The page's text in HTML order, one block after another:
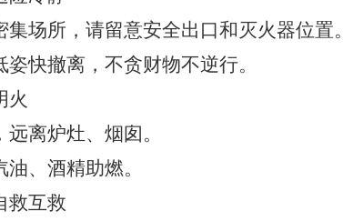
场所，请留意安全出口和灭火器位置。
快撤离，不贪财物不逆行。
火
离炉灶、烟囱。
、酒精助燃。
救互救